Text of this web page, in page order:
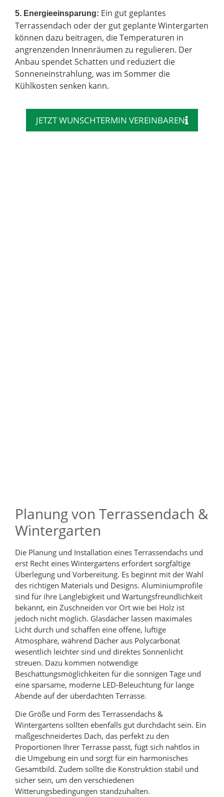
5. Energieeinsparung: Ein gut geplantes
Terrassendach oder der gut geplante Wintergarten
können dazu beitragen, die Temperaturen in
angrenzenden Innenräumen zu regulieren. Der
Anbau spendet Schatten und reduziert die
Sonneneinstrahlung, was im Sommer die
Kühlkosten senken kann.
JETZT WUNSCHTERMIN VEREINBAREN
Planung von Terrassendach &
Wintergarten
Die Planung und Installation eines Terrassendachs und
erst Recht eines Wintergartens erfordert sorgfältige
Überlegung und Vorbereitung. Es beginnt mit der Wahl
des richtigen Materials und Designs. Aluminiumprofile
sind für ihre Langlebigkeit und Wartungsfreundlichkeit
bekannt, ein Zuschneiden vor Ort wie bei Holz ist
jedoch nicht möglich. Glasdächer lassen maximales
Licht durch und schaffen eine offene, luftige
Atmosphäre, während Dächer aus Polycarbonat
wesentlich leichter sind und direktes Sonnenlicht
streuen. Dazu kommen notwendige
Beschattungsmöglichkeiten für die sonnigen Tage und
eine sparsame, moderne LED-Beleuchtung für lange
Abende auf der überdachten Terrasse.
Die Größe und Form des Terrassendachs &
Wintergartens sollten ebenfalls gut durchdacht sein. Ein
maßgeschneidertes Dach, das perfekt zu den
Proportionen Ihrer Terrasse passt, fügt sich nahtlos in
die Umgebung ein und sorgt für ein harmonisches
Gesamtbild. Zudem sollte die Konstruktion stabil und
sicher sein, um den verschiedenen
Witterungsbedingungen standzuhalten.